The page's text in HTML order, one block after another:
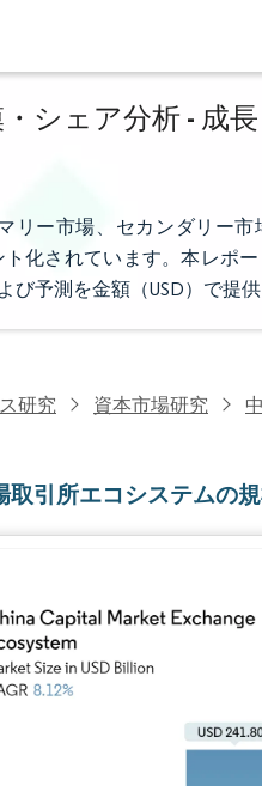
シェア分析 - 成
リー市場、セカンダリー
化されています。本レポ
予測を金額（USD）で提供
研究 資本市場研究
取引所エコシステムの